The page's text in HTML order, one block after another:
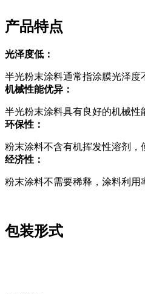
产品特点
光泽度低：
半光粉末涂料通常指涂膜光泽度
机械性能优异：
半光粉末涂料具有良好的机械性
环保性：
粉末涂料不含有机挥发性溶剂，
经济性：
粉末涂料不需要稀释，涂料利用
包装形式